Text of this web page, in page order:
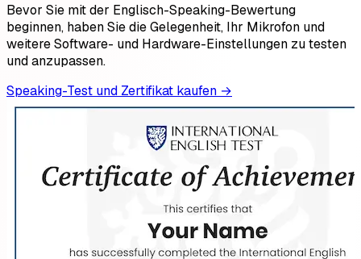
Bevor Sie mit der Englisch-Speaking-Bewertung
beginnen, haben Sie die Gelegenheit, Ihr Mikrofon und
weitere Software- und Hardware-Einstellungen zu testen
und anzupassen.
Speaking-Test und Zertifikat kaufen →